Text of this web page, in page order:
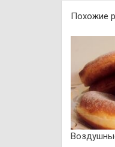
Похожие